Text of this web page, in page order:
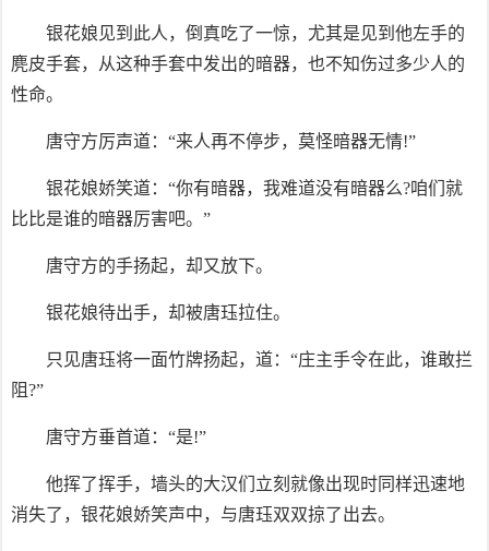
银花娘见到此人，倒真吃了一惊，尤其是见到他左手的
麂皮手套，从这种手套中发出的暗器，也不知伤过多少人的
性命。
唐守方厉声道：“来人再不停步，莫怪暗器无情!”
银花娘娇笑道：“你有暗器，我难道没有暗器么?咱们就
比比是谁的暗器厉害吧。”
唐守方的手扬起，却又放下。
银花娘待出手，却被唐珏拉住。
只见唐珏将一面竹牌扬起，道：“庄主手令在此，谁敢拦
阻?”
唐守方垂首道：“是!”
他挥了挥手，墙头的大汉们立刻就像出现时同样迅速地
消失了，银花娘娇笑声中，与唐珏双双掠了出去。